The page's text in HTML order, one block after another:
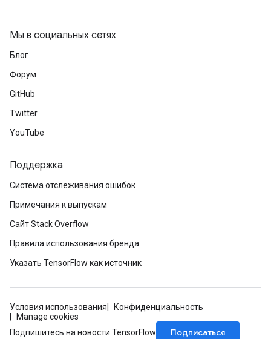
Мы в социальных сетях
Блог
Форум
GitHub
Twitter
YouTube
Поддержка
Система отслеживания ошибок
Примечания к выпускам
Сайт Stack Overflow
Правила использования бренда
Указать TensorFlow как источник
Условия использования
Конфиденциальность
Manage cookies
Подпишитесь на новости TensorFlow
Подписаться